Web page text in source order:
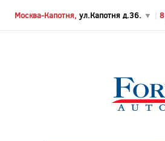
Москва-Капотня, ул.Капотня д.36. ▼